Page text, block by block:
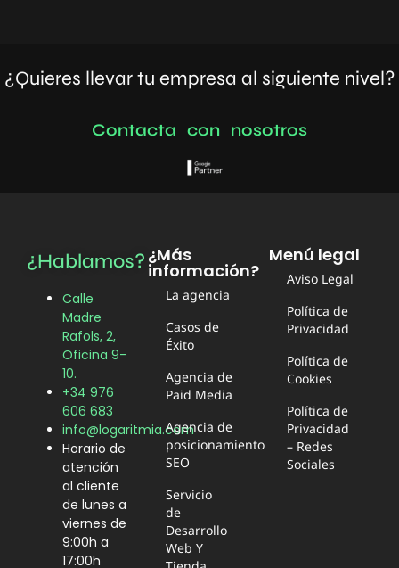
¿Quieres llevar tu empresa al siguiente nivel?
Contacta con nosotros
¿Hablamos?
Calle
Madre
Rafols, 2,
Oficina 9-
10.
+34 976
606 683
info@logaritmia.com
Horario de
atención
al cliente
de lunes a
viernes de
9:00h a
17:00h
¿Más
información?
La agencia
Casos de
Éxito
Agencia de
Paid Media
Agencia de
posicionamiento
SEO
Servicio
de
Desarrollo
Web Y
Menú legal
Aviso Legal
Política de
Privacidad
Política de
Cookies
Política de
Privacidad
– Redes
Sociales